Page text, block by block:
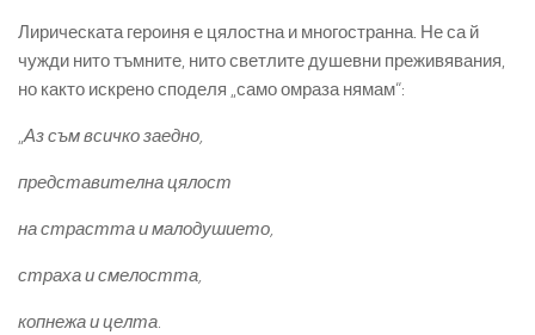
Лирическата героиня е цялостна и многостранна. Не са й
чужди нито тъмните, нито светлите душевни преживявания,
но както искрено споделя „само омраза нямам“:
„Аз съм всичкозаедно,
представителна цялост
на страстта и малодушието,
страха и смелостта,
копнежа и целта.